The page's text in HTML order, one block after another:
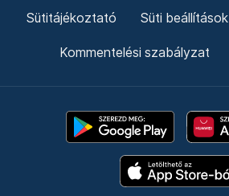
Sütitájékoztató Süti beállítások
Kommentelési szabályzat